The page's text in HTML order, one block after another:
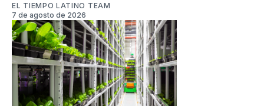
EL TIEMPO LATINO TEAM
7 de agosto de 2026